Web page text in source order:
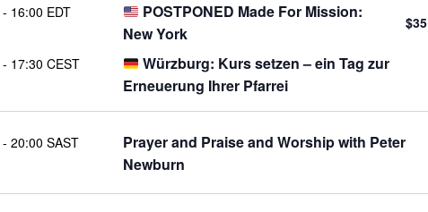
- 16:00 EDT
POSTPONED Made For Mission:
New York
$35
- 17:30 CEST
Würzburg: Kurs setzen – ein Tag zur
Erneuerung Ihrer Pfarrei
- 20:00 SAST
Prayer and Praise and Worship with Peter
Newburn